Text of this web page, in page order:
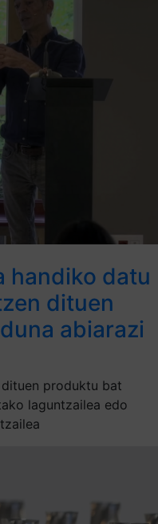
handiko datu
dituen
abiarazi
produktu bat
laguntzailea edo